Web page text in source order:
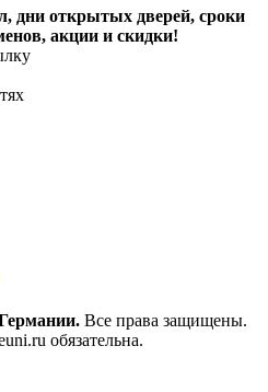
дни открытых дверей, сроки
акции и скидки!
Все права защищены.
обязательна.